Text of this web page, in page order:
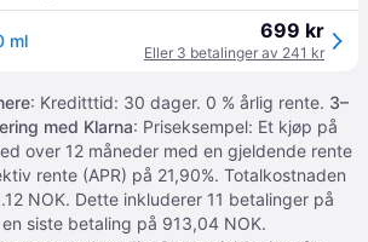
ml 699 kr
Eller 3 betalinger av 241 kr
: Kreditttid: 30 dager. 0 % årlig rente. 3–
med Klarna: Priseksempel: Et kjøp på
over 12 måneder med en gjeldende rente
rente (APR) på 21,90%. Totalkostnaden
NOK. Dette inkluderer 11 betalinger på
siste betaling på 913,04 NOK.